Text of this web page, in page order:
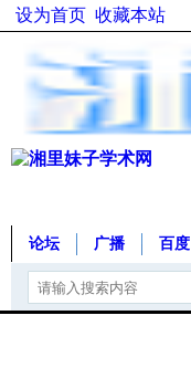
设为首页 收藏本站
论坛 广播 百度